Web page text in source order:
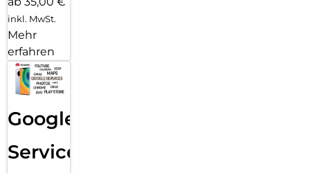
inkl. MwSt.
Mehr
erfahren
Google
Services